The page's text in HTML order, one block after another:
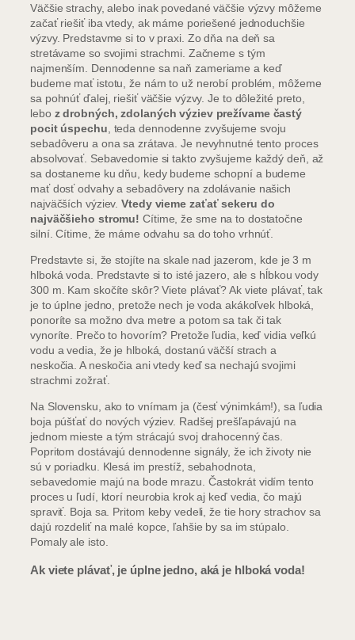
Väčšie strachy, alebo inak povedané väčšie výzvy môžeme
začať riešiť iba vtedy, ak máme poriešené jednoduchšie
výzvy. Predstavme si to v praxi. Zo dňa na deň sa
stretávame so svojimi strachmi. Začneme s tým
najmenším. Dennodenne sa naň zameriame a keď
budeme mať istotu, že nám to už nerobí problém, môžeme
sa pohnúť ďalej, riešiť väčšie výzvy. Je to dôležité preto,
lebo z drobných, zdolaných výziev prežívame častý
pocit úspechu , teda dennodenne zvyšujeme svoju
sebadôveru a ona sa zrátava. Je nevyhnutné tento proces
absolvovať. Sebavedomie si takto zvyšujeme každý deň, až
sa dostaneme ku dňu, kedy budeme schopní a budeme
mať dosť odvahy a sebadôvery na zdolávanie našich
najväčších výziev.Vtedy vieme zaťať sekeru do
najväčšieho stromu! Cítime, že sme na to dostatočne
silní. Cítime, že máme odvahu sa do toho vrhnúť.
Predstavte si, že stojíte na skale nad jazerom, kde je 3 m
hlboká voda. Predstavte si to isté jazero, ale s hĺbkou vody
300 m. Kam skočíte skôr? Viete plávať? Ak viete plávať, tak
je to úplne jedno, pretože nech je voda akákoľvek hlboká,
ponoríte sa možno dva metre a potom sa tak či tak
vynoríte. Prečo to hovorím? Pretože ľudia, keď vidia veľkú
vodu a vedia, že je hlboká, dostanú väčší strach a
neskočia. A neskočia ani vtedy keď sa nechajú svojimi
strachmi zožrať.
Na Slovensku, ako to vnímam ja (česť výnimkám!), sa ľudia
boja púšťať do nových výziev. Radšej prešľapávajú na
jednom mieste a tým strácajú svoj drahocenný čas.
Popritom dostávajú dennodenne signály, že ich životy nie
sú v poriadku. Klesá im prestíž, sebahodnota,
sebavedomie majú na bode mrazu. Častokrát vidím tento
proces u ľudí, ktorí neurobia krok aj keď vedia, čo majú
spraviť. Boja sa. Pritom keby vedeli, že tie hory strachov sa
dajú rozdeliť na malé kopce, ľahšie by sa im stúpalo.
Pomaly ale isto.
Ak viete plávať, je úplne jedno, aká je hlboká voda!